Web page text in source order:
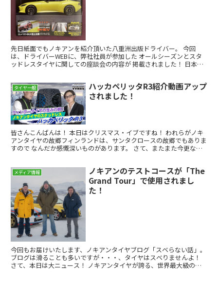
先日紙面でもノキアンを紹介頂いた八重洲出版ドライバー。 今回
は、ドライバーWEBに、弊社社員が参加した オールシーズンとスタ
ッドレスタイヤに関しての座談会の内容が 掲載されました！ 日本が
タイヤ一般
ハッカペリッタR3紹介動画アップ
されました！
皆さんこんばんは！ 本日はクリスマス・イブですね！ われらがノキ
アンタイヤの故郷フィンランドは、サンタクロースの故郷でもありま
すので なんだか感慨深いものがあります。 さて、またまた今更なの
メディア情報
ノキアンのテストコースが「The
Grand Tour」で使用されまし
た！
今回もお届けいたします、ノキアンタイヤブログ「スベらない話」。
ブログは滑ることも多いですが・・・、タイヤはスベりませんよ！
さて、本日は大ニュース！ ノキアンタイヤが誇る、世界最大級の屋